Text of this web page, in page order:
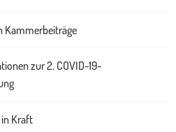
Kammerbeiträge
zur 2. COVID-19-
in Kraft